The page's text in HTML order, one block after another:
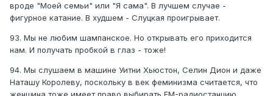
вроде "Моей семьи" или "Я сама". В лучшем случае -
фигурное катание. В худшем - Слуцкая проигрывает.
93. Мы не любим шампанское. Но открывать его приходится
нам. И получать пробкой в глаз - тоже!
94. Мы слушаем в машине Уитни Хьюстон, Селин Дион и даже
Наташу Королеву, поскольку в век феминизма считается, что